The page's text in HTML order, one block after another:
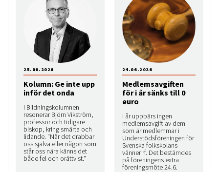
Kolumn: Ge inte upp
inför det onda
I Bildningskolumnen
resonerar Björn Vikström,
professor och tidigare
biskop, kring smärta och
lidande. "När det drabbar
oss själva eller någon som
står oss nära känns det
både fel och orättvist."
25.06.2026
Medlemsavgiften
för i år sänks till 0
euro
I år uppbärs ingen
medlemsavgift av dem
som är medlemmar i
Understödsföreningen för
Svenska folkskolans
vänner rf. Det bestämdes
på föreningens extra
föreningsmöte 24.6.
24.06.2026